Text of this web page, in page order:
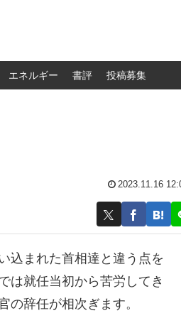
エネルギー 書評 投稿募集
2023.11.16
込まれた首相達と違う点を
は就任当初から苦労してき
の辞任が相次ぎます。